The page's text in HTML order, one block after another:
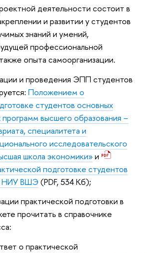
деятельности состоит в
и развитии у студентов
знаний и умений,
профессиональной
опыта самоорганизации.
и проведения ЭПП студентов
Положением о
студентов основных
программ высшего образования –
специалитета и
исследовательского
школа экономики»и
подготовке студентов
НИУ ВШЭ (PDF, 534 Кб);
практической подготовки в
прочитать в справочнике
о практической